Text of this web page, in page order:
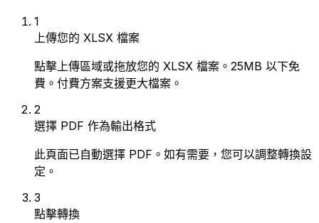
1
上傳您的 XLSX 檔案
點擊上傳區域或拖放您的 XLSX 檔案。25MB 以下免
費。付費方案支援更大檔案。
2
選擇 PDF 作為輸出格式
此頁面已自動選擇 PDF。如有需要，您可以調整轉換設
定。
3
點擊轉換